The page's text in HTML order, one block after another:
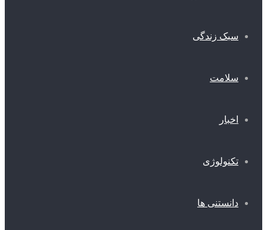
سبک زندگی
سلامت
اخبار
تکنولوژی
دانستنی ها